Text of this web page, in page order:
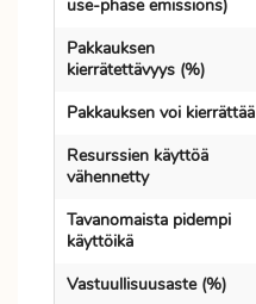
use-phase emissions)
Pakkauksen
kierrätettävyys (%)
Pakkauksen voi kierrättää
Resurssien käyttöä
vähennetty
Tavanomaista pidempi
käyttöikä
Vastuullisuusaste (%)